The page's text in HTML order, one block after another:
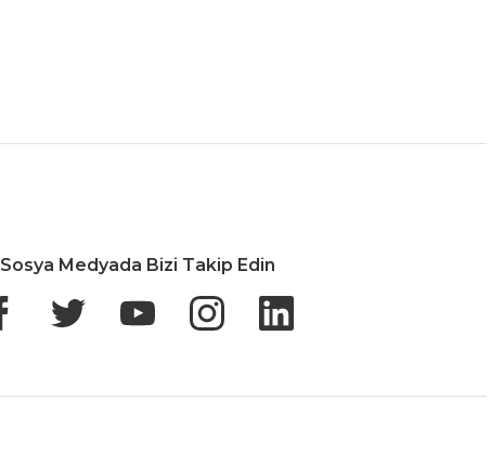
Sosya Medyada Bizi Takip Edin